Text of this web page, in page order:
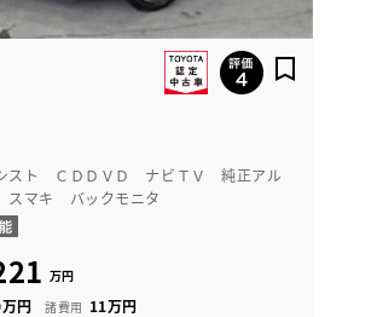
スト ＣＤＤＶＤ ナビＴＶ 純正アル
マキ バックモニタ
万円
円 諸費用 11万円